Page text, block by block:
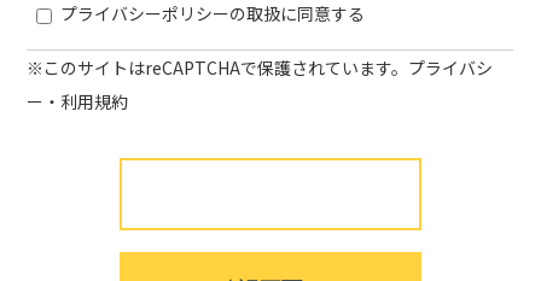
情報の厳重な管理を行います。
【個人情報の利用目的】
お客さまからお預かりした個人情報は、当社からのご連絡や業
ご送付に利用いたします。
当社は、お客さまよりお預かりした個人情報を適切に管理し、
プライバシーポリシーの取扱に同意する
※このサイトはreCAPTCHAで保護されています。 プライバシ
ー ・ 利用規約